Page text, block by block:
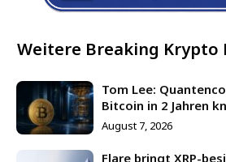
Weitere Breaking Krypto
Tom Lee:
Bitcoin in 2 Jahren
August 7, 2026
Flare bringt XRP-